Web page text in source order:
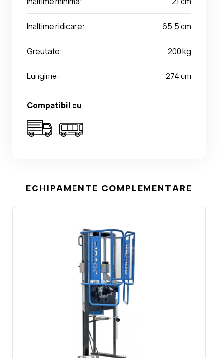
Inaltime ridicare: 65,5 cm
Greutate: 200 kg
Lungime: 274 cm
Compatibil cu
ECHIPAMENTE COMPLEMENTARE